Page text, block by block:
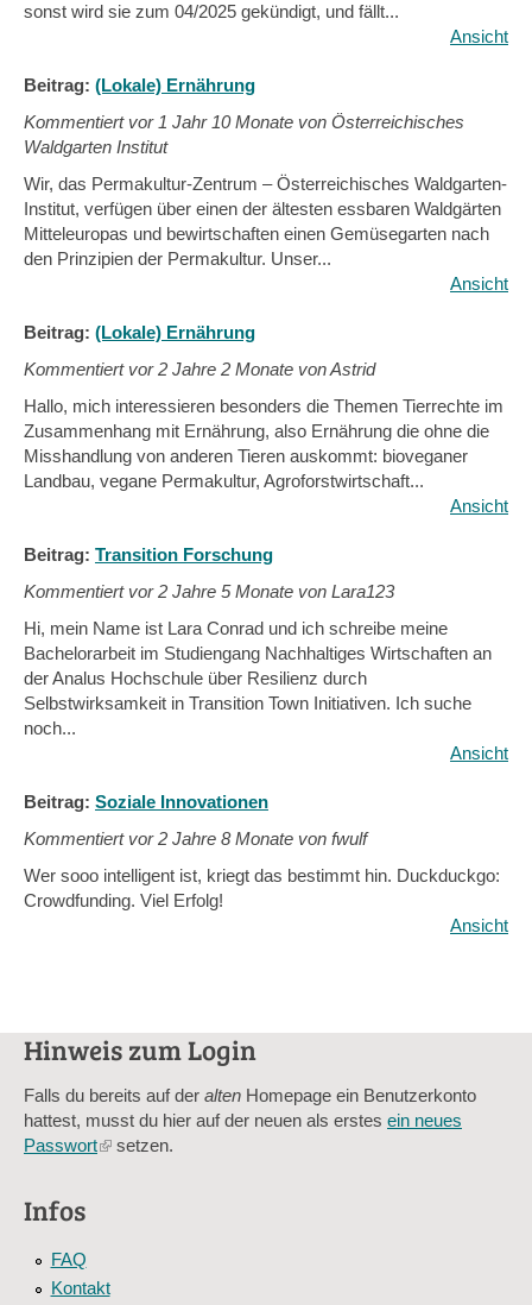
sonst wird sie zum 04/2025 gekündigt, und fällt...
Ansicht
Beitrag: (Lokale) Ernährung
Kommentiert vor 1 Jahr 10 Monate von Österreichisches
Waldgarten Institut
Wir, das Permakultur-Zentrum – Österreichisches Waldgarten-
Institut, verfügen über einen der ältesten essbaren Waldgärten
Mitteleuropas und bewirtschaften einen Gemüsegarten nach
den Prinzipien der Permakultur. Unser...
Ansicht
Beitrag: (Lokale) Ernährung
Kommentiert vor2 Jahre 2 Monate von Astrid
Hallo, mich interessieren besonders die Themen Tierrechte im
Zusammenhang mit Ernährung, also Ernährung die ohne die
Misshandlung von anderen Tieren auskommt: bioveganer
Landbau, vegane Permakultur, Agroforstwirtschaft...
Ansicht
Beitrag: Transition Forschung
Kommentiert vor2 Jahre 5 Monate von Lara123
Hi, mein Name ist Lara Conrad und ich schreibe meine
Bachelorarbeit im Studiengang Nachhaltiges Wirtschaften an
der Analus Hochschule über Resilienz durch
Selbstwirksamkeit in Transition Town Initiativen. Ich suche
noch...
Ansicht
Beitrag: Soziale Innovationen
Kommentiert vor2 Jahre 8 Monate von fwulf
Wer sooo intelligent ist, kriegt das bestimmt hin. Duckduckgo:
Crowdfunding. Viel Erfolg!
Ansicht
Hinweis zum Login
Falls du bereits auf der alten Homepage ein Benutzerkonto
hattest, musst du hier auf der neuen als erstes ein neues
Passwort(linksetzen.
Infos
FAQ
Kontakt